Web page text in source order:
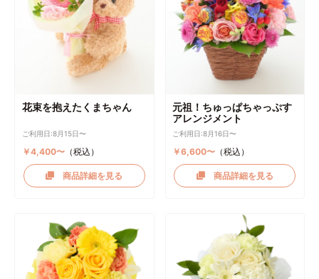
花束を抱えたくまちゃん
ご利用日:8月15日〜
￥4,400〜（税込）
商品詳細を見る
元祖！ちゅっぱちゃっぷす
アレンジメント
ご利用日:8月16日〜
￥6,600〜 （税込）
商品詳細を見る